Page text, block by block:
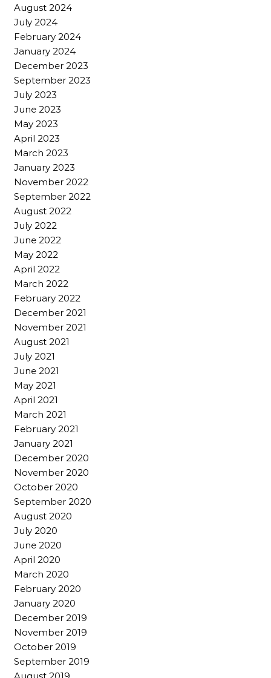
August 2024
July 2024
February 2024
January 2024
December 2023
September 2023
July 2023
June 2023
May 2023
April 2023
March 2023
January 2023
November 2022
September 2022
August 2022
July 2022
June 2022
May 2022
April 2022
March 2022
February 2022
December 2021
November 2021
August 2021
July 2021
June 2021
May 2021
April 2021
March 2021
February 2021
January 2021
December 2020
November 2020
October 2020
September 2020
August 2020
July 2020
June 2020
April 2020
March 2020
February 2020
January 2020
December 2019
November 2019
October 2019
September 2019